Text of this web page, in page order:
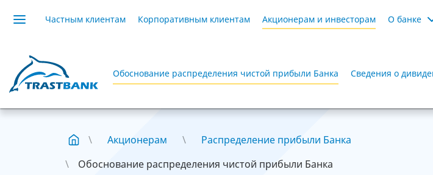
Частным клиентам Корпоративным клиентам Акционерам и инвесторам О банке
Обоснование распределения чистой прибыли Банка Сведения о
Акционерам
Распределение прибыли Банка
Обоснование распределения чистой прибыли Банка